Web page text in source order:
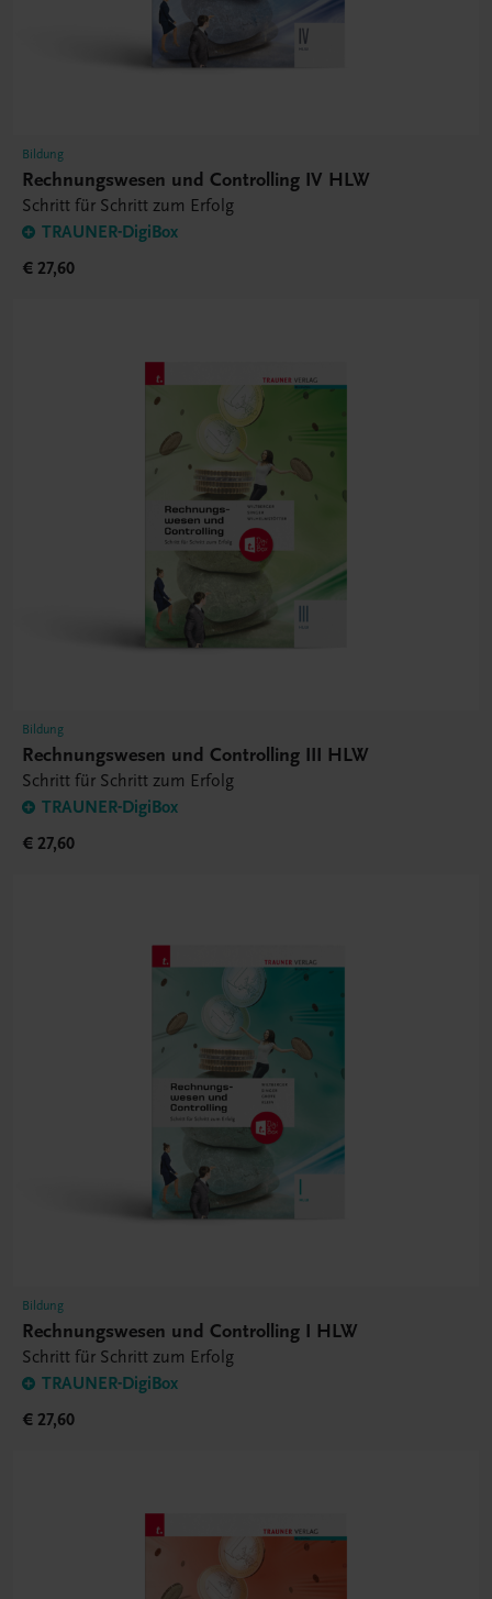
Bildung
Rechnungswesen und Controlling IV HLW
Schritt für Schritt zum Erfolg
TRAUNER-DigiBox
€ 27,60
Bildung
Rechnungswesen und Controlling III HLW
Schritt für Schritt zum Erfolg
TRAUNER-DigiBox
€ 27,60
Bildung
Rechnungswesen und Controlling I HLW
Schritt für Schritt zum Erfolg
TRAUNER-DigiBox
€ 27,60